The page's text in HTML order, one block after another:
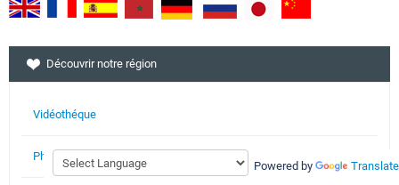
Découvrir notre région
Vidéothéque
Photothèque
Powered by Translate